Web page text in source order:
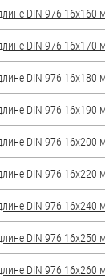
DIN 976 16х160
DIN 976 16х170
DIN 976 16х180
DIN 976 16х190
DIN 976 16х200
DIN 976 16х220
DIN 976 16х240
DIN 976 16х250
DIN 976 16х260